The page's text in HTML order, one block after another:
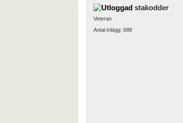
stakodder
Veteran
Antal inlägg: 688